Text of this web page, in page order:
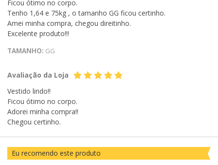
Ficou ótimo no corpo.
Tenho 1,64 e 75kg , o tamanho GG ficou certinho.
Amei minha compra, chegou direitinho.
Excelente produto!!!
TAMANHO: GG
Avaliação da Loja
Vestido lindo!!
Ficou ótimo no corpo.
Adorei minha compra!!
Chegou certinho.
Eu recomendo este produto